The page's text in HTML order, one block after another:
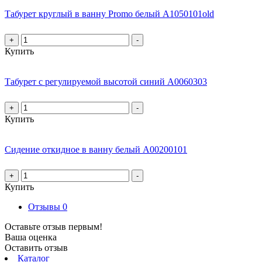
Табурет круглый в ванну Promo белый А1050101old
+ -
Купить
Табурет с регулируемой высотой синий А0060303
+ -
Купить
Сидение откидное в ванну белый А00200101
+ -
Купить
Отзывы 0
Оставьте отзыв первым!
Ваша оценка
Оставить отзыв
Каталог